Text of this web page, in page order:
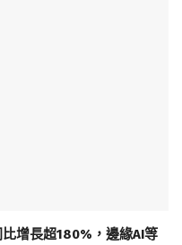
增長超180%，邊緣AI等